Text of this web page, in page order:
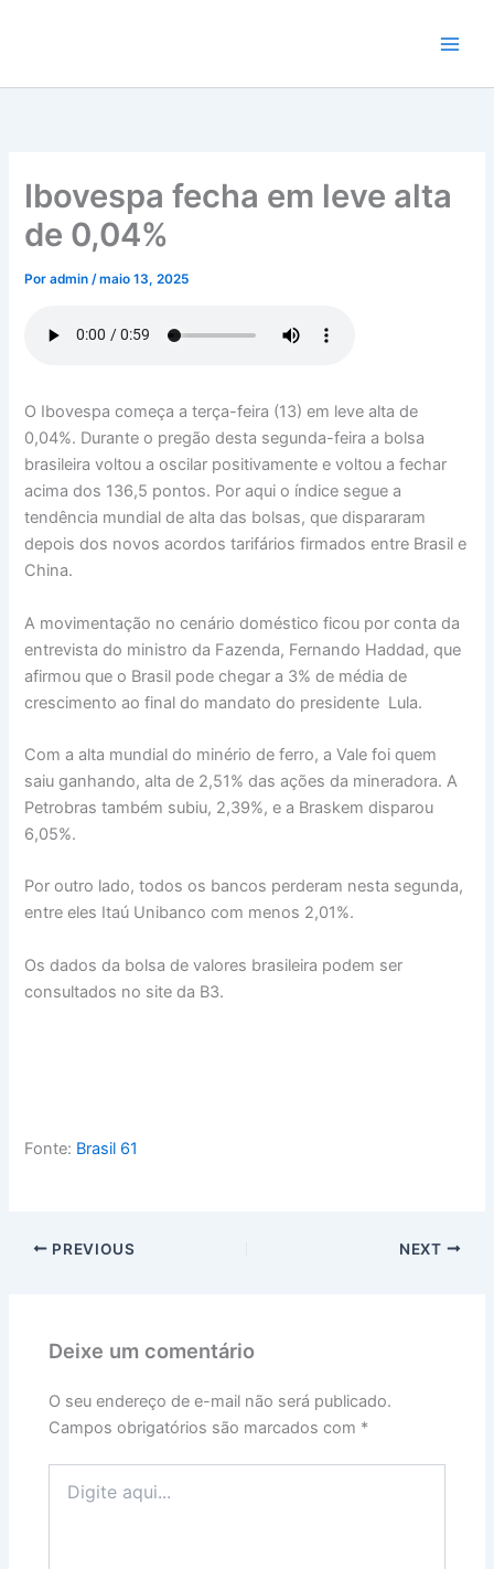
conteúdo
Ibovespa fecha em leve alta
de 0,04%
Poradmin/maio 13, 2025
O Ibovespa começa a terça-feira (13) em leve alta de
0,04%. Durante o pregão desta segunda-feira a bolsa
brasileira voltou a oscilar positivamente e voltou a fechar
acima dos 136,5 pontos. Por aqui o índice segue a
tendência mundial de alta das bolsas, que dispararam
depois dos novos acordos tarifários firmados entre Brasil e
China.
A movimentação no cenário doméstico ficou por conta da
entrevista do ministro da Fazenda, Fernando Haddad, que
afirmou que o Brasil pode chegar a 3% de média de
crescimento ao final do mandato do presidente Lula.
Com a alta mundial do minério de ferro, a Vale foi quem
saiu ganhando, alta de 2,51% das ações da mineradora. A
Petrobras também subiu, 2,39%, e a Braskem disparou
6,05%.
Por outro lado, todos os bancos perderam nesta segunda,
entre eles Itaú Unibanco com menos 2,01%.
Os dados da bolsa de valores brasileira podem ser
consultados no site da B3.
Fonte: Brasil 61
PREVIOUS NEXT
Deixe um comentário
O seu endereço de e-mail não será publicado.
Campos obrigatórios são marcados com *
aqui...